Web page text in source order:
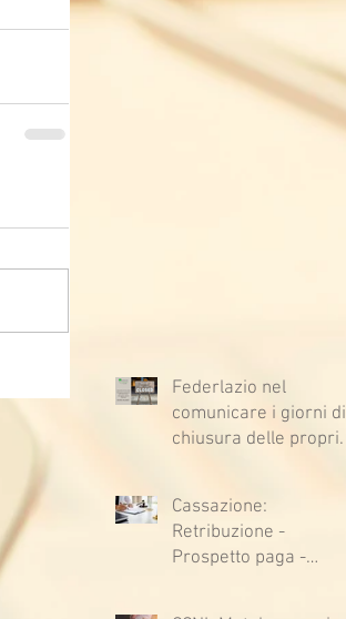
Federlazio nel
comunicare i giorni di
chiusura delle proprie
Cassazione:
Retribuzione -
Prospetto paga -